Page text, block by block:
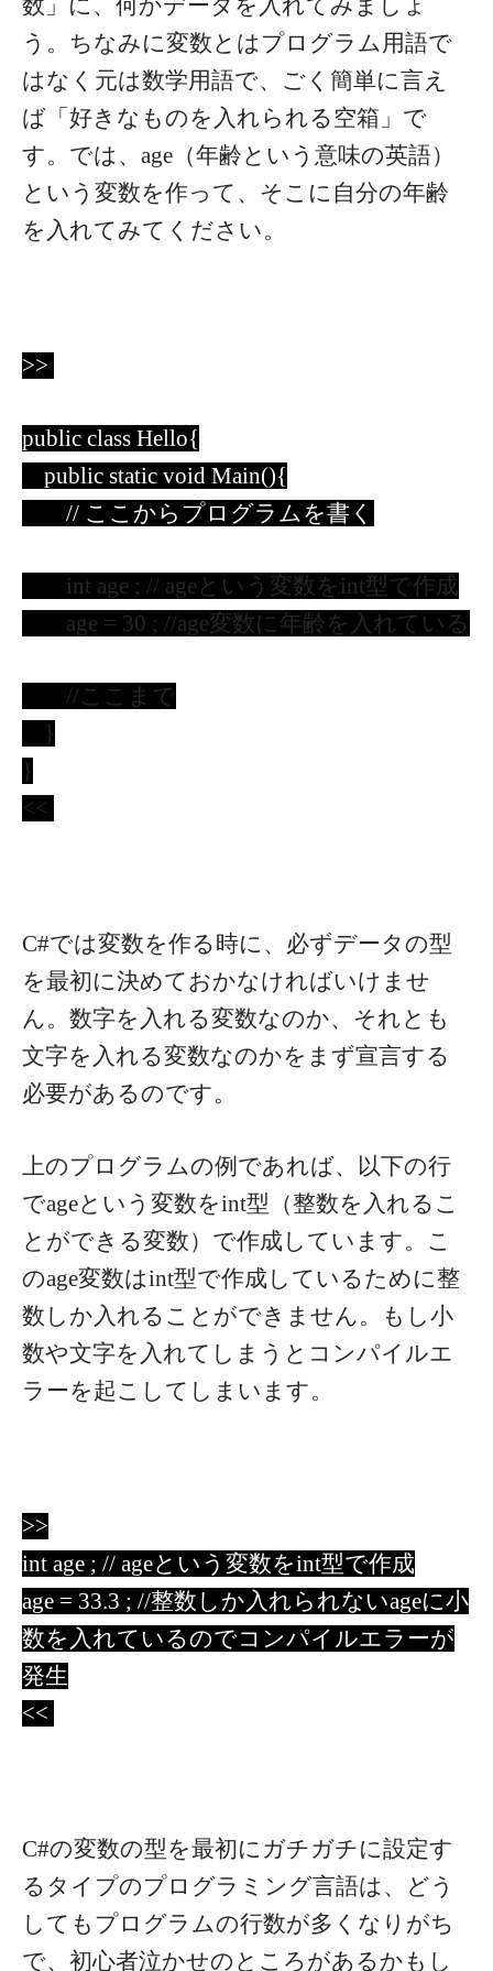
数」に、何かデータを入れてみましょ
う。ちなみに変数とはプログラム用語で
はなく元は数学用語で、ごく簡単に言え
ば「好きなものを入れられる空箱」で
す。 では、age（年齢という意味の英語）
という変数を作って、そこに自分の年齢
を入れてみてください。
>>
public class Hello{
public static void Main(){
// ここからプログラムを書く
int age ; // ageという変数をint型で作成
age = 30 ; //age変数に年齢を入れている
//ここまで
}
}
<<
C#では変数を作る時に、必ずデータの型
を最初に決めておかなければいけませ
ん。数字を入れる変数なのか、それとも
文字を入れる変数なのかをまず宣言する
必要があるのです。
上のプログラムの例であれば、以下の行
でageという変数をint型（整数を入れるこ
とができる変数）で作成しています。こ
のage変数はint型で作成しているために整
数しか入れることができません。もし小
数や文字を入れてしまうとコンパイルエ
ラーを起こしてしまいます。
>>
int age ; // ageという変数をint型で作成
age = 33.3 ; //整数しか入れられないageに小
数を入れているのでコンパイルエラーが
発生
<<
C#の変数の型を最初にガチガチに設定す
るタイプのプログラミング言語は、どう
してもプログラムの行数が多くなりがち
で、初心者泣かせのところがあるかもし